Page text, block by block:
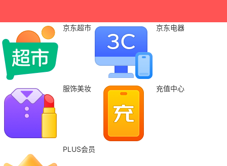
京东超市 京东电器
服饰美妆 充值中心
PLUS会员